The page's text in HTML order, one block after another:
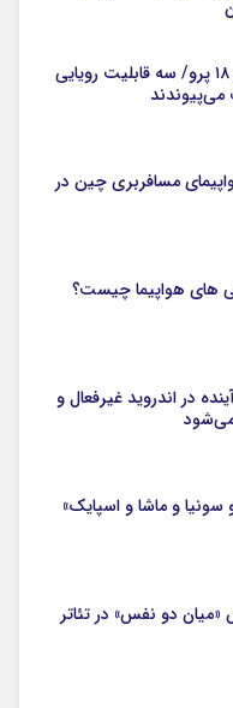
تحول بزرگ در آیفون ۱۸ پرو/ سه قابلیت رویایی
می‌پیوندند
مسافربری چین در
های هواپیما چیست؟
در اندروید غیرفعال و
سونیا و ماشا و اسپایک»
دو نفس» در تئاتر